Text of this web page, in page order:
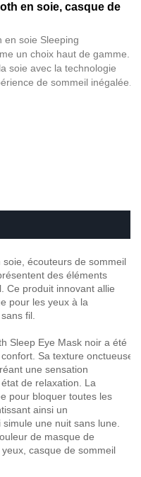
en soie, casque de
en soie Sleeping
un choix haut de gamme.
soie avec la technologie
de sommeil inégalée.
écouteurs de sommeil
des éléments
Ce produit innovant allie
pour les yeux à la
fil.
Sleep Eye Mask noir a été
Sa texture onctueuse
une sensation
de relaxation. La
pour bloquer toutes les
ainsi un
une nuit sans lune.
de masque de
casque de sommeil